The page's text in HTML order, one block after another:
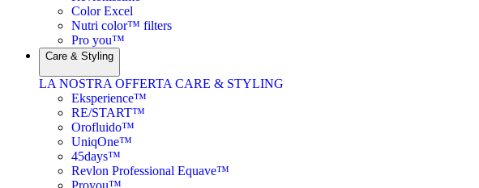
Color Excel
Nutri color™ filters
Pro you™
Care & Styling
LA NOSTRA OFFERTA CARE & STYLING
Eksperience™
RE/START™
Orofluido™
UniqOne™
45days™
Revlon Professional Equave™
Proyou™